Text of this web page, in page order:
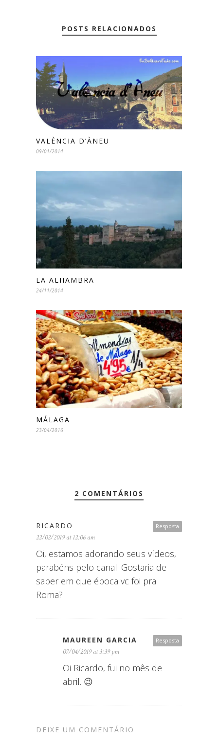
POSTS RELACIONADOS
VALÈNCIA D’ÀNEU
09/01/2014
LA ALHAMBRA
24/11/2014
MÁLAGA
23/04/2016
2 COMENTÁRIOS
Resposta
RICARDO
22/02/2019 at 12:06 am
Oi, estamos adorando seus vídeos,
parabéns pelo canal. Gostaria de
saber em que época vc foi pra
Roma?
Resposta
MAUREEN GARCIA
07/04/2019 at 3:39 pm
Oi Ricardo, fui no mês de
abril. 😉
DEIXE UM COMENTÁRIO